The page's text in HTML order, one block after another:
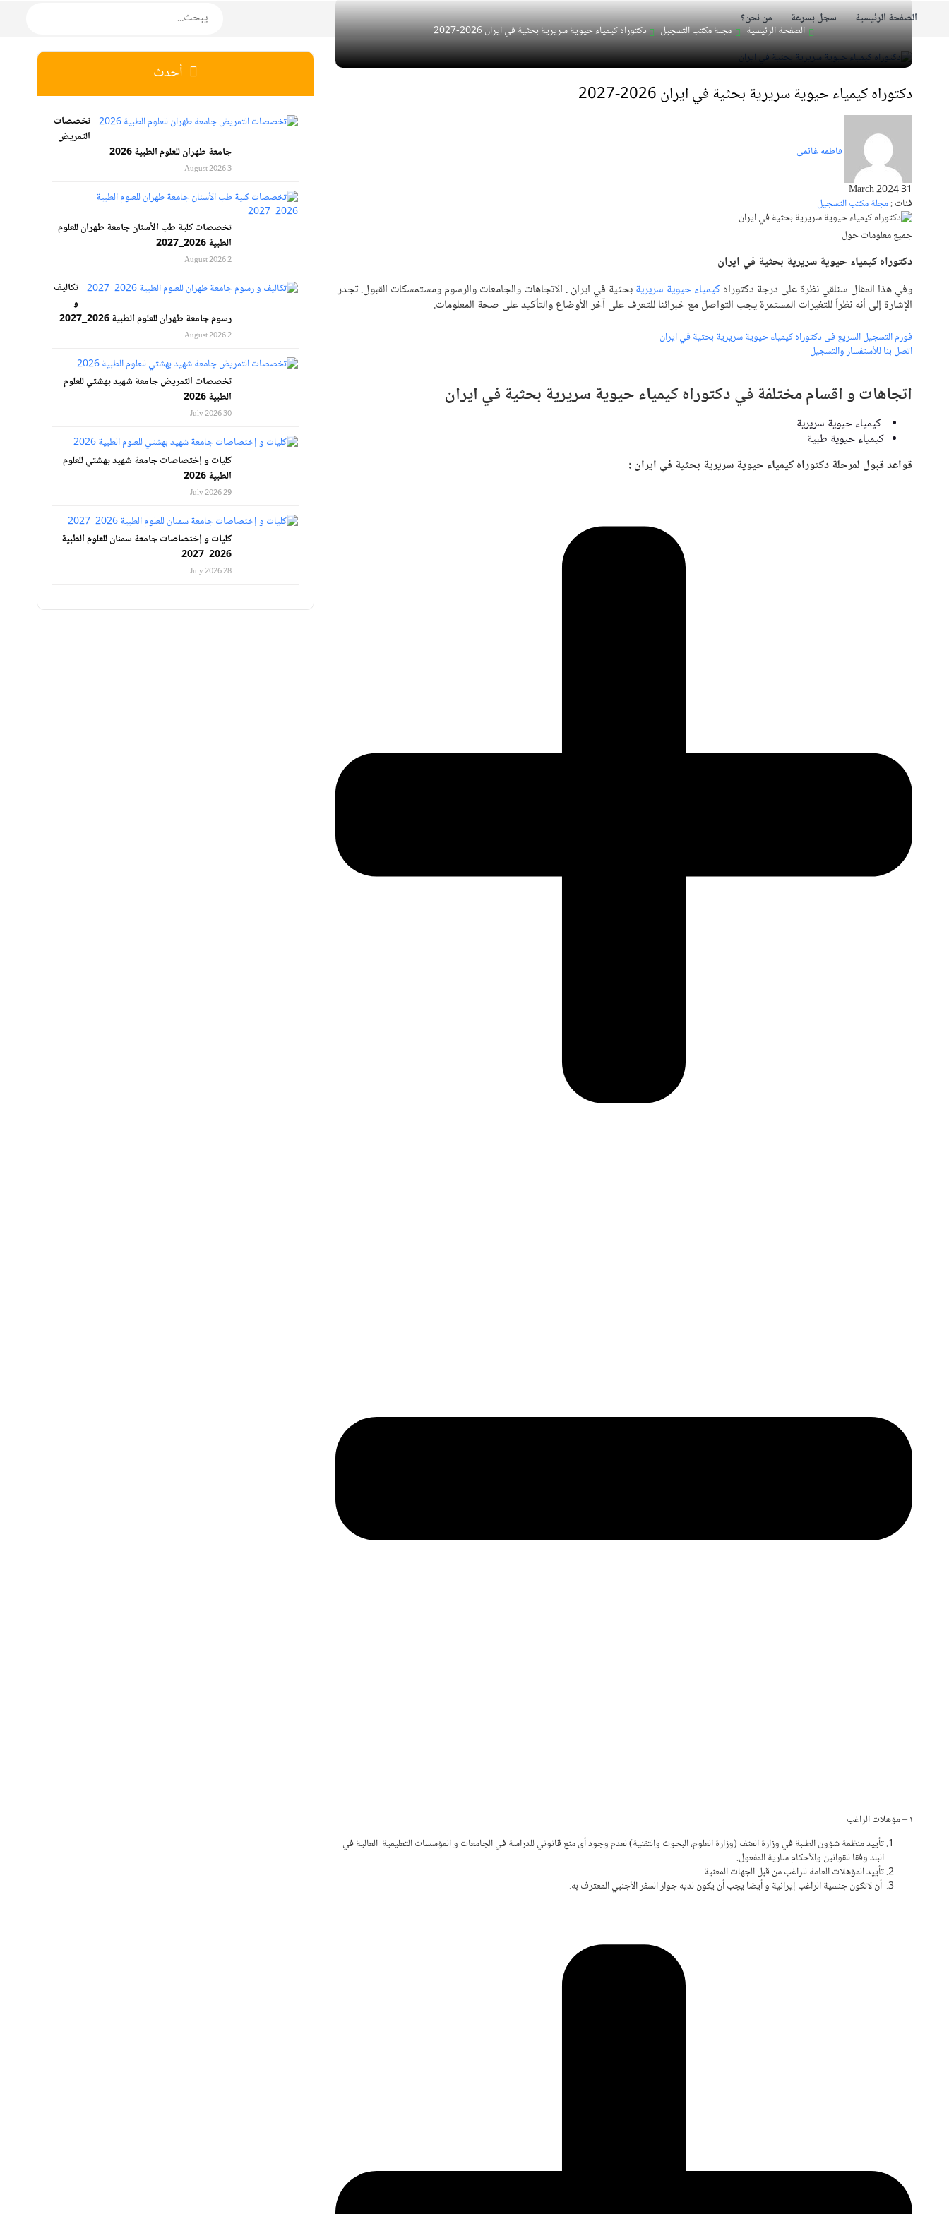
الصفحة الرئيسية سجل بسرعة من نحن؟
الصفحة الرئيسية مجلة مكتب التسجيل دكتوراه كيمياء حيوية سريرية بحثية في ايران 2026-2027
دكتوراه كيمياء حيوية سريرية بحثية في ايران 2026-2027
فاطمه غانمی
31 March 2024
فئات :مجلة مكتب التسجيل
جميع معلومات حول
دكتوراه كيمياء حيوية سريرية بحثية في ايران
وفي هذا المقال سنلقي نظرة على درجة دكتوراهكيمياء حيوية سريريةبحثية في ايران. الاتجاهات والجامعات والرسوم ومستمسكات القبول. تجدر
الإشارة إلى أنه نظراً للتغيرات المستمرة يجب التواصل مع خبرائنا للتعرف على آخر الأوضاع والتأكيد على صحة المعلومات.
فورم التسجیل السريع فی دكتوراه كيمياء حيوية سريرية بحثية في ايران
اتصل بنا للأستفسار والتسجیل
اتجاهات و اقسام مختلفة في دكتوراه كيمياء حيوية سريرية بحثية في ايران
كيمياء حيوية سريرية
كيمياء حيوية طبیة
قواعد قبول لمرحلة دكتوراه كيمياء حيوية سريرية بحثية في ايران :
١ – مؤهلات الراغب
تأييد منظمة شؤون الطلبة في وزارة العتف (وزارة العلوم، البحوث والتقنية) لعدم وجود أى منع قانوني للدراسة في الجامعات و المؤسسات التعليمية العالية في
البلد وفقا للقوانين والأحكام سارية المفعول.
تأييد المؤهلات العامة للراغب من قبل الجهات المعنية
أن لاتكون جنسية الراغب إيرانية و أيضا يجب أن يكون لديه جواز السفر الأجنبي المعترف به.
أحدث
تخصصات
التمريض
جامعة طهران للعلوم الطبية 2026
3 August 2026
تخصصات كلية طب الأسنان جامعة طهران للعلوم
الطبية 2026_2027
2 August 2026
تكاليف
و
رسوم جامعة طهران للعلوم الطبية 2026_2027
2 August 2026
تخصصات التمريض جامعة شهيد بهشتي للعلوم
الطبية 2026
30 July 2026
كليات و إختصاصات جامعة شهيد بهشتي للعلوم
الطبية 2026
29 July 2026
كليات و إختصاصات جامعة سمنان للعلوم الطبية
2026_2027
28 July 2026